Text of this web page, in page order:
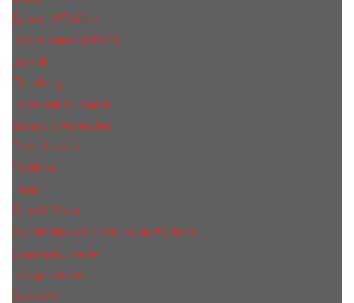
Дольче & Габбана
Donna Karan (DKNY)
Dunhill
Eisenberg
Ermenegildo Zegna
Escentric Molecules
Еsteе Lаudеr
Ex Nihilo
Fendi
Franck Olivier
Gerald Ghislain Histoires de Parfums
Gianfranco Ferre
Giorgio Armani
Givenchy